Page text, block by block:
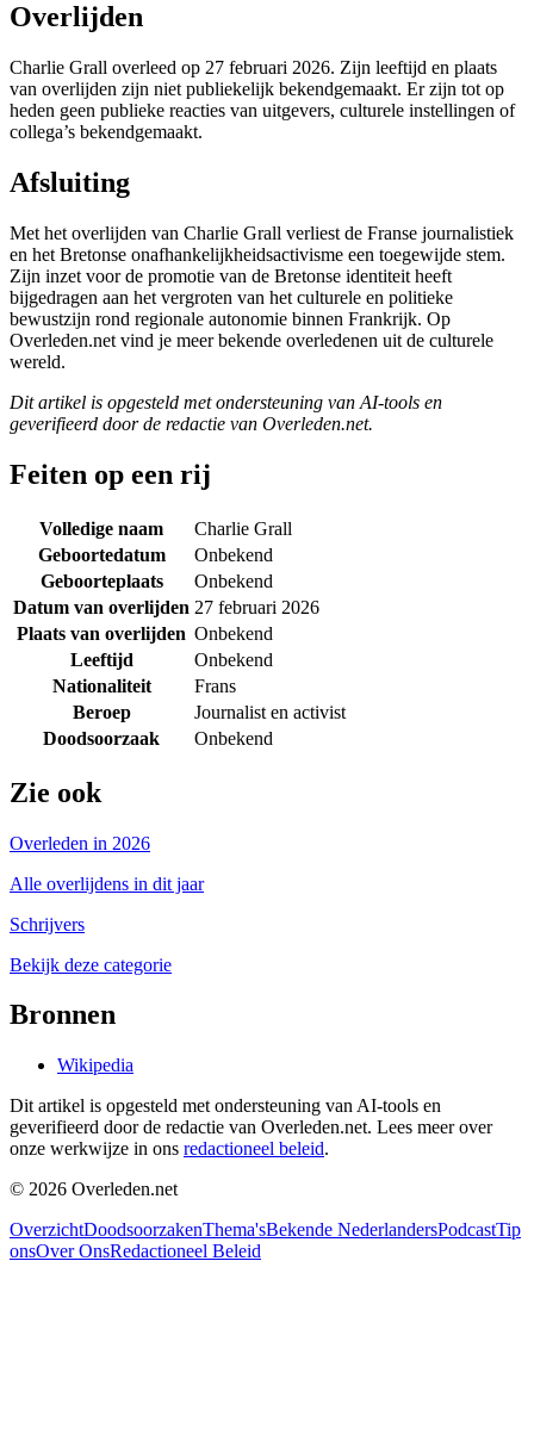
Overlijden
Charlie Grall overleed op 27 februari 2026. Zijn leeftijd en plaats
van overlijden zijn niet publiekelijk bekendgemaakt. Er zijn tot op
heden geen publieke reacties van uitgevers, culturele instellingen of
collega’s bekendgemaakt.
Afsluiting
Met het overlijden van Charlie Grall verliest de Franse journalistiek
en het Bretonse onafhankelijkheidsactivisme een toegewijde stem.
Zijn inzet voor de promotie van de Bretonse identiteit heeft
bijgedragen aan het vergroten van het culturele en politieke
bewustzijn rond regionale autonomie binnen Frankrijk. Op
Overleden.net vind je meer bekende overledenen uit de culturele
wereld.
Dit artikel is opgesteld met ondersteuning van AI-tools en
geverifieerd door de redactie van Overleden.net.
Feiten op een rij
Volledige naam
Charlie Grall
Geboortedatum
Onbekend
Geboorteplaats
Onbekend
Datum van overlijden 27 februari 2026
Plaats van overlijden Onbekend
Leeftijd
Onbekend
Nationaliteit
Frans
Beroep
Journalist en activist
Doodsoorzaak
Onbekend
Zie ook
Overleden in 2026
Alle overlijdens in dit jaar
Schrijvers
Bekijk deze categorie
Bronnen
Wikipedia
Dit artikel is opgesteld met ondersteuning van AI-tools en
geverifieerd door de redactie van Overleden.net. Lees meer over
onze werkwijze in ons redactioneel beleid.
© 2026 Overleden.net
OverzichtDoodsoorzakenThema'sBekende NederlandersPodcastTip
onsOver OnsRedactioneel Beleid